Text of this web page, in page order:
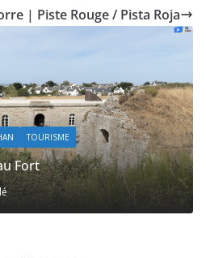
| Piste Rouge / Pista Roja
MORBIHAN TOURISME
Secrets de la Lande
Télé